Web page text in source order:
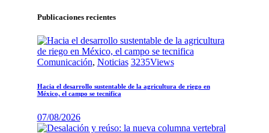
Publicaciones recientes
Comunicación, Noticias 3235Views
Hacia el desarrollo sustentable de la agricultura de riego en
México, el campo se tecnifica
07/08/2026